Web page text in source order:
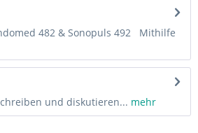
482 & Sonopuls 492 Mithilfe
und diskutieren... mehr